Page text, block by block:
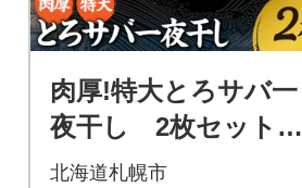
肉厚!特大とろサバ一
夜干し 2枚セット_h
s408-038
北海道札幌市